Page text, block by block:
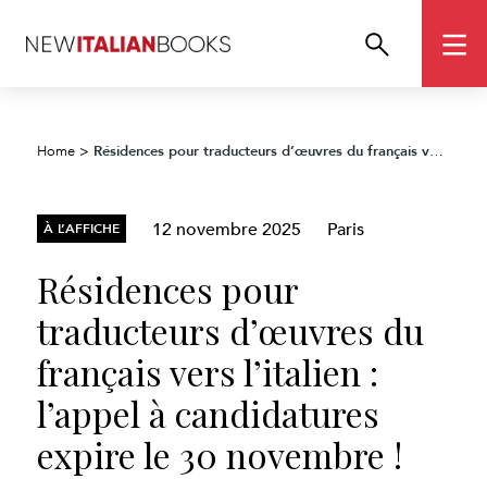
Home > Résidences pour traducteurs d’œuvres du français vers l’italien : l’appel à candidatures expire le 30 novembre !
À L’AFFICHE 12 novembre 2025 Paris
Résidences pour
traducteurs d’œuvres du
français vers l’italien :
l’appel à candidatures
expire le 30 novembre !